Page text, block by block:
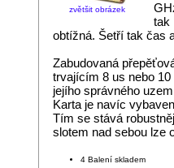
zvětšit obrázek
tak
obtížná. Šetří tak čas
Zabudovaná
trvajícím 8 us nebo
jejího správného
Karta je navíc
Tím se stává
slotem nad sebou lze
4 Balení skladem